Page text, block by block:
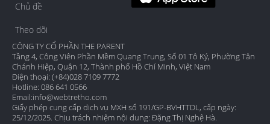
Chủ đề
Theo dõi
CÔNG TY CỔ PHẦN THE PARENT
Tầng 4, Công Viên Phần Mềm Quang Trung, Số 01 Tô Ký, Phường Tân
Chánh Hiệp, Quận 12, Thành phố Hồ Chí Minh, Việt Nam
Điện thoại: (+84)028 7109 7772
Hotline: 086 641 0566
Email:info@webtretho.com
Giấy phép cung cấp dịch vụ MXH số 191/GP-BVHTTDL, cấp ngày:
25/12/2025. Chịu trách nhiệm nội dung: Đặng Thị Nghệ Hà.